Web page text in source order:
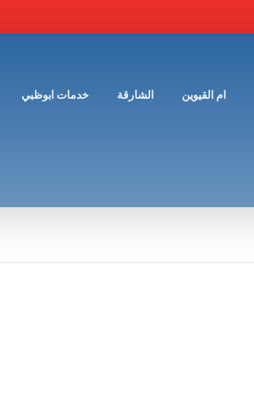
ام القيوين الشارقة خدمات ابوظبي